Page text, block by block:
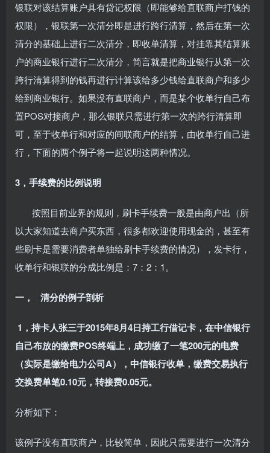
银联对该结算账户具有贷记权限（即能够给直联商户打钱的
权限），银联第一次清分即是进行跨行清算，然后在第一次
清分的基础上进行二次清分，即收单清算，对挂靠其结算账
户的商业银行进行二次清分，简言就是把商业银行从第一次
跨行清算得到的钱再进行计算该给多少钱给直联商户和多少
给到商业银行。如果没有直联商户，而是某个收单行自己布
置POS对接商户，那么银联只需进行第一次的跨行清算即
可，至于收单行和对应的间联商户的结算，由收单行自己进
行，下面的两个例子将一起说明这两种情况。
3，手续费的比例说明
按照目前业界的规则，刷卡手续费一般是由商户出（所
以大家知道去商户买东西，很多都欢迎使用现金的，甚至有
些刷卡是需要消费者单独给刷卡手续费的情况），发卡行，
收单行和银联的分成比例是：7：2：1。
一， 清分的例子剖析
1 ，持卡人张三于2015年8月4日持工行借记卡，在中信银行
自己布放的缴费POS终端上，成功缴了一笔200元的电费
（实际是缴给电力公司A），中信银行收单，缴费交易执行
交换费单笔0.10元，转接费0.05元。
分析如下：
该例子没有直联商户，比较简单，因此只需要进行一次清分